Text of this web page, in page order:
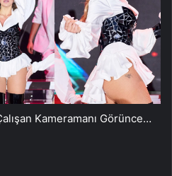
Kameramanı Görünce…